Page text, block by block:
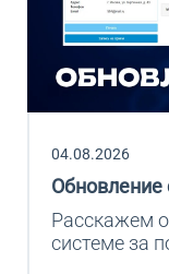
04.08.2026
Обновление
Расскажем
системе за